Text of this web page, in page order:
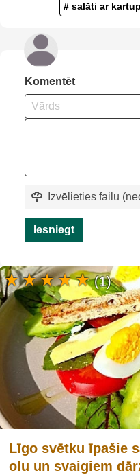
# salāti ar
Komentēt
Izvēlieties failu
Iesniegt
Līgo svētku īpašie
olu un svaigiem
(1)